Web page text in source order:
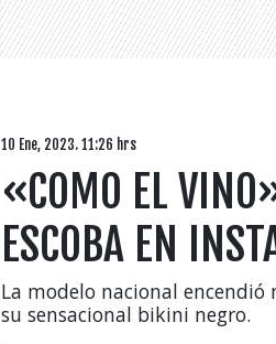
10 Ene, 2023. 11:26 hrs
«COMO EL
ESCOBA EN
La modelo nacional encendió
su sensacional bikini negro.